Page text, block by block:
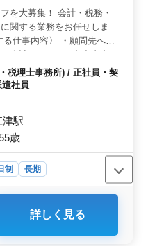
い環境＞ 新潟県上越
駅から車通勤可能で
できます。残業は繁忙
日でワークライフバラン
を大募集！ 会計・税務・
関する業務をお任せしま
仕事内容〉 ・顧問先への
会計ソフトへの入力内容の
・決算業務 ・税務申告書
、経営相談 ◯残業は月10
めしていただけます ◯50
も活躍している事務所で
方からのご応募もお待ちし
税理士事務所) / 正社員・契
社員
津駅
歳
制
長期
派遣社員
所では、中高年の方々
詳しく見る